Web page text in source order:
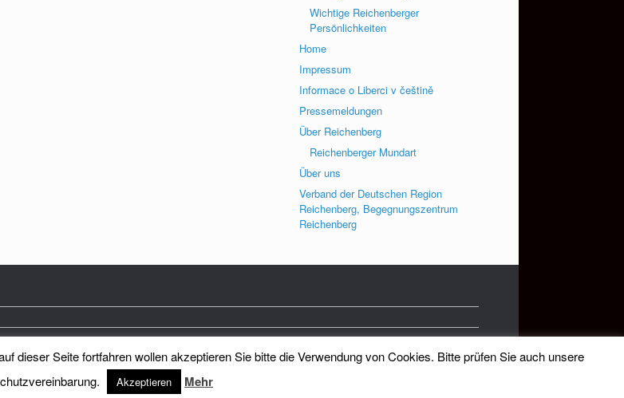
Wichtige Reichenberger
Persönlichkeiten
Home
Impressum
Informace o Liberci v češtině
Pressemeldungen
Über Reichenberg
Reichenberger Mundart
Über uns
Verband der Deutschen Region
Reichenberg, Begegnungszentrum
Reichenberg
Stadt und Land e.V. Theme bySiteOrigin
dieser Seite fortfahren wollen akzeptieren Sie bitte die Verwendung von Cookies. Bitte prüfen Sie auch unsere
Akzeptieren Mehr